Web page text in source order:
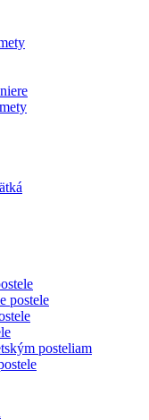
postele
posteliam